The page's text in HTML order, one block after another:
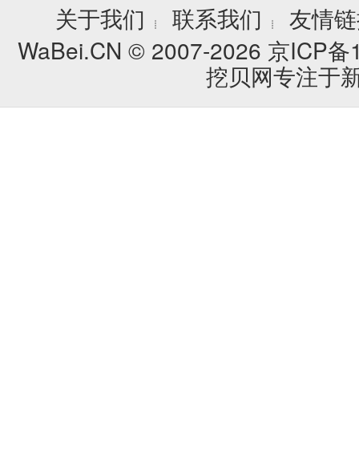
关于我们
┊ 联系我们 ┊
友情
WaBei.CN © 2007-2026 京ICP
挖贝网专注于